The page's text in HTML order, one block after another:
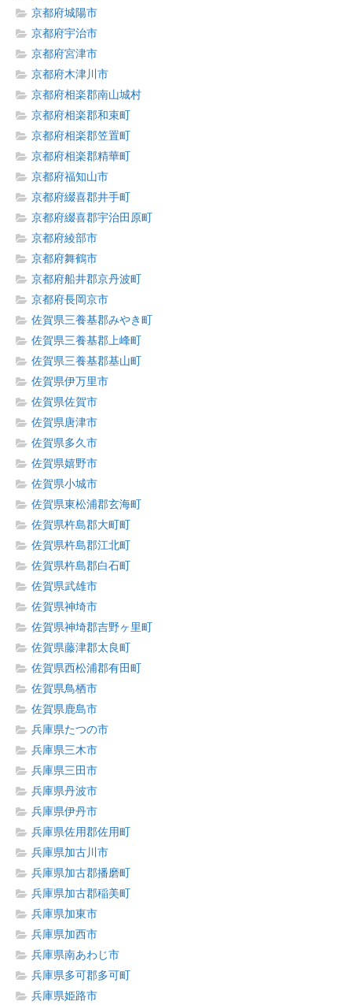
京都府城陽市
京都府宇治市
京都府宮津市
京都府木津川市
京都府相楽郡南山城村
京都府相楽郡和束町
京都府相楽郡笠置町
京都府相楽郡精華町
京都府福知山市
京都府綴喜郡井手町
京都府綴喜郡宇治田原町
京都府綾部市
京都府舞鶴市
京都府船井郡京丹波町
京都府長岡京市
佐賀県三養基郡みやき町
佐賀県三養基郡上峰町
佐賀県三養基郡基山町
佐賀県伊万里市
佐賀県佐賀市
佐賀県唐津市
佐賀県多久市
佐賀県嬉野市
佐賀県小城市
佐賀県東松浦郡玄海町
佐賀県杵島郡大町町
佐賀県杵島郡江北町
佐賀県杵島郡白石町
佐賀県武雄市
佐賀県神埼市
佐賀県神埼郡吉野ヶ里町
佐賀県藤津郡太良町
佐賀県西松浦郡有田町
佐賀県鳥栖市
佐賀県鹿島市
兵庫県たつの市
兵庫県三木市
兵庫県三田市
兵庫県丹波市
兵庫県伊丹市
兵庫県佐用郡佐用町
兵庫県加古川市
兵庫県加古郡播磨町
兵庫県加古郡稲美町
兵庫県加東市
兵庫県加西市
兵庫県南あわじ市
兵庫県多可郡多可町
兵庫県姫路市